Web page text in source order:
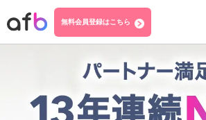
無料会員登録はこちら